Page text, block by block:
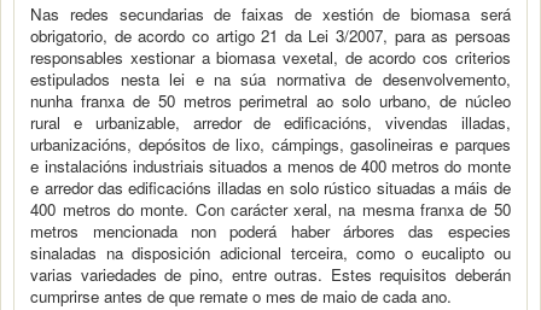
Nas redes secundarias de faixas de xestión de biomasa será
obrigatorio, de acordo co artigo 21 da Lei 3/2007, para as persoas
responsables xestionar a biomasa vexetal, de acordo cos criterios
estipulados nesta lei e na súa normativa de desenvolvemento,
nunha franxa de 50 metros perimetral ao solo urbano, de núcleo
rural e urbanizable, arredor de edificacións, vivendas illadas,
urbanizacións, depósitos de lixo, cámpings, gasolineiras e parques
e instalacións industriais situados a menos de 400 metros do monte
e arredor das edificacións illadas en solo rústico situadas a máis de
400 metros do monte. Con carácter xeral, na mesma franxa de 50
metros mencionada non poderá haber árbores das especies
sinaladas na disposición adicional terceira, como o eucalipto ou
varias variedades de pino, entre outras. Estes requisitos deberán
cumprirse antes de que remate o mes de maio de cada ano.